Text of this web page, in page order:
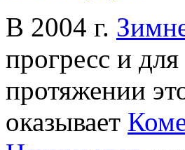
В 2004 г.
прогресс и
протяжении
оказывает